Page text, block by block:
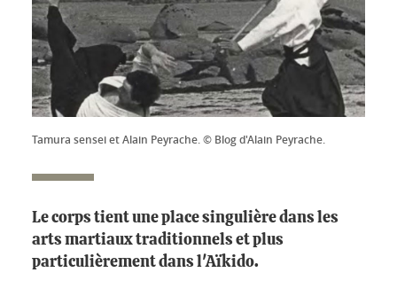
Tamura sensei et Alain Peyrache. © Blog d'Alain Peyrache.
Le corps tient une place singulière dans les
arts martiaux traditionnels et plus
particulièrement dans l'Aïkido.